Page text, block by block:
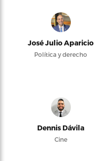
José Julio Aparicio
Política y derecho
Dennis Dávila
Cine